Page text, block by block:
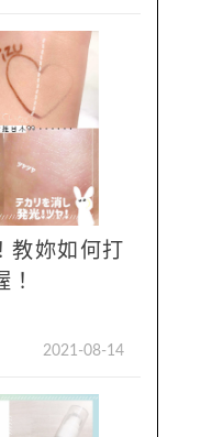
妳如何打
2021-08-14